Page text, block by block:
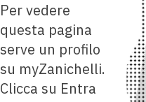
Per vedere
questa pagina
serve un profilo
su myZanichelli.
Clicca su Entra